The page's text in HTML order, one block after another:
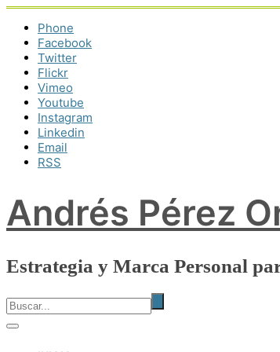
Phone
Facebook
Twitter
Flickr
Vimeo
Youtube
Instagram
Linkedin
Email
RSS
Andrés Pérez
Estrategia y Marca Personal